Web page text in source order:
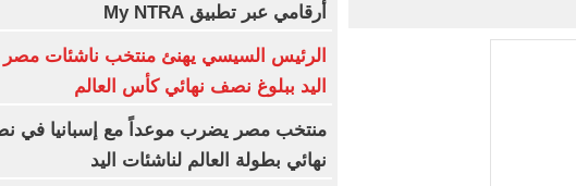
أرقامي عبر تطبيق My NTRA
الرئيس السيسي يهنئ منتخب ناشئات مصر
اليد ببلوغ نصف نهائي كأس العالم
منتخب مصر يضرب موعداً مع إسبانيا في
نهائي بطولة العالم لناشئات اليد